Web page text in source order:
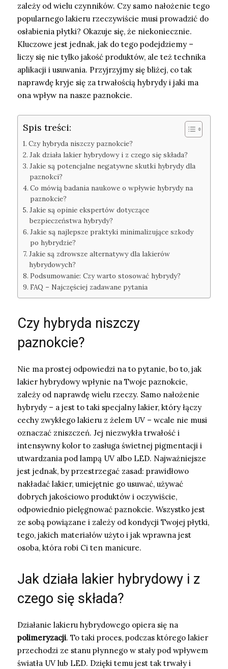
zależy od wielu czynników. Czy samo nałożenie tego
popularnego lakieru rzeczywiście musi prowadzić do
osłabienia płytki? Okazuje się, że niekoniecznie.
Kluczowe jest jednak, jak do tego podejdziemy –
liczy się nie tylko jakość produktów, ale też technika
aplikacji i usuwania. Przyjrzyjmy się bliżej, co tak
naprawdę kryje się za trwałością hybrydy i jaki ma
ona wpływ na nasze paznokcie.
Spis treści:
Czy hybryda niszczy paznokcie?
Jak działa lakier hybrydowy i z czego się składa?
Jakie są potencjalne negatywne skutki hybrydy dla
paznokci?
Co mówią badania naukowe o wpływie hybrydy na
paznokcie?
Jakie są opinie ekspertów dotyczące
bezpieczeństwa hybrydy?
Jakie są najlepsze praktyki minimalizujące szkody
po hybrydzie?
Jakie są zdrowsze alternatywy dla lakierów
hybrydowych?
Podsumowanie: Czy warto stosować hybrydy?
FAQ – Najczęściej zadawane pytania
Czy hybryda niszczy
paznokcie?
Nie ma prostej odpowiedzi na to pytanie, bo to, jak
lakier hybrydowy wpłynie na Twoje paznokcie,
zależy od naprawdę wielu rzeczy. Samo nałożenie
hybrydy – a jest to taki specjalny lakier, który łączy
cechy zwykłego lakieru z żelem UV – wcale nie musi
oznaczać zniszczeń. Jej niezwykła trwałość i
intensywny kolor to zasługa świetnej pigmentacji i
utwardzania pod lampą UV albo LED. Najważniejsze
jest jednak, by przestrzegać zasad: prawidłowo
nakładać lakier, umiejętnie go usuwać, używać
dobrych jakościowo produktów i oczywiście,
odpowiednio pielęgnować paznokcie. Wszystko jest
ze sobą powiązane i zależy od kondycji Twojej płytki,
tego, jakich materiałów użyto i jak wprawna jest
osoba, która robi Ci ten manicure.
Jak działa lakier hybrydowy i z
czego się składa?
Działanie lakieru hybrydowego opiera się na
polimeryzacji. To taki proces, podczas którego lakier
przechodzi ze stanu płynnego w stały pod wpływem
światła UV lub LED. Dzięki temu jest tak trwały i